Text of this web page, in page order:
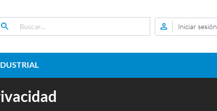
Iniciar sesión